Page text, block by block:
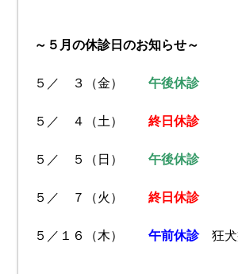
～５月の休診日のお知らせ～
５／ ３（金）午後休診
５／ ４（土）終日休診
５／ ５（日）午後休診
５／ ７（火）終日休診
５／１６（木）午前休診狂犬